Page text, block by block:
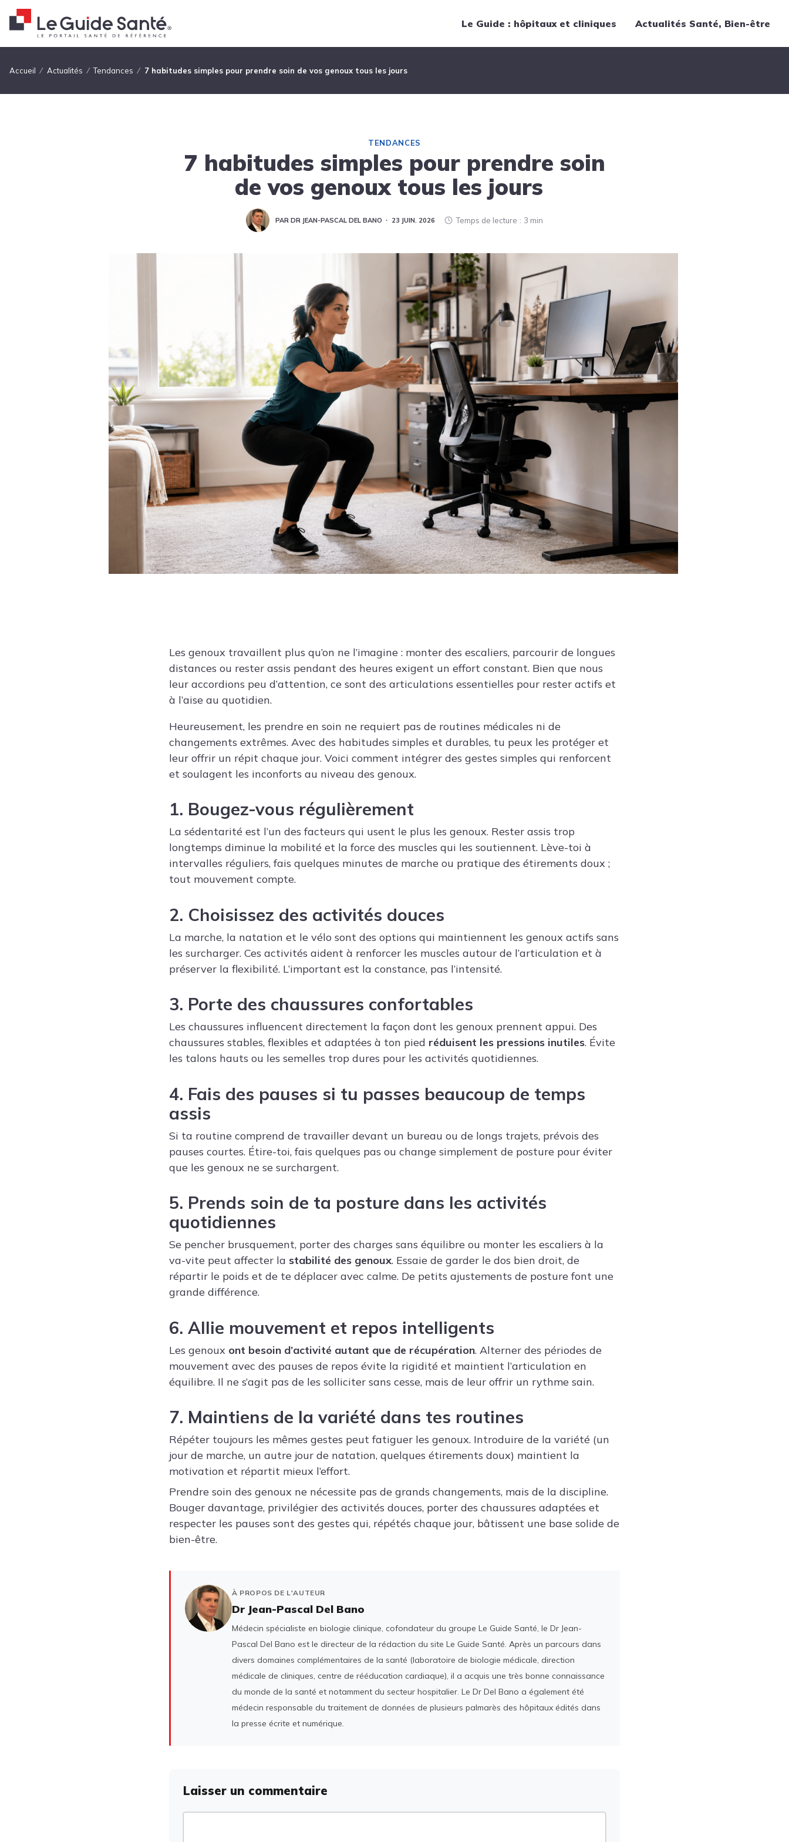
Le Guide : hôpitaux et cliniques Actualités Santé, Bien-être
Fil d'Ariane
Accueil Actualités Tendances 7 habitudes simples pour prendre soin de vos genoux tous les jours
TENDANCES
7 habitudes simples pour prendre soin
de vos genoux tous les jours
PAR DR JEAN-PASCAL DEL BANO 23 JUIN. 2026 Temps de lecture 3 min
Les genoux travaillent plus qu’on ne l’imagine : monter des escaliers, parcourir de longues
distances ou rester assis pendant des heures exigent un effort constant. Bien que nous
leur accordions peu d’attention, ce sont des articulations essentielles pour rester actifs et
à l’aise au quotidien.
Heureusement, les prendre en soin ne requiert pas de routines médicales ni de
changements extrêmes. Avec des habitudes simples et durables, tu peux les protéger et
leur offrir un répit chaque jour. Voici comment intégrer des gestes simples qui renforcent
et soulagent les inconforts au niveau des genoux.
1. Bougez-vous régulièrement
La sédentarité est l’un des facteurs qui usent le plus les genoux. Rester assis trop
longtemps diminue la mobilité et la force des muscles qui les soutiennent. Lève-toi à
intervalles réguliers, fais quelques minutes de marche ou pratique des étirements doux ;
tout mouvement compte.
2. Choisissez des activités douces
La marche, la natation et le vélo sont des options qui maintiennent les genoux actifs sans
les surcharger. Ces activités aident à renforcer les muscles autour de l’articulation et à
préserver la flexibilité. L’important est la constance, pas l’intensité.
3. Porte des chaussures confortables
Les chaussures influencent directement la façon dont les genoux prennent appui. Des
chaussures stables, flexibles et adaptées à ton pied réduisent les pressions inutiles. Évite
les talons hauts ou les semelles trop dures pour les activités quotidiennes.
4. Fais des pauses si tu passes beaucoup de temps
assis
Si ta routine comprend de travailler devant un bureau ou de longs trajets, prévois des
pauses courtes. Étire-toi, fais quelques pas ou change simplement de posture pour éviter
que les genoux ne se surchargent.
5. Prends soin de ta posture dans les activités
quotidiennes
Se pencher brusquement, porter des charges sans équilibre ou monter les escaliers à la
va-vite peut affecter la stabilité des genoux. Essaie de garder le dos bien droit, de
répartir le poids et de te déplacer avec calme. De petits ajustements de posture font une
grande différence.
6. Allie mouvement et repos intelligents
Les genoux ont besoin d’activité autant que de récupération. Alterner des périodes de
mouvement avec des pauses de repos évite la rigidité et maintient l’articulation en
équilibre. Il ne s’agit pas de les solliciter sans cesse, mais de leur offrir un rythme sain.
7. Maintiens de la variété dans tes routines
Répéter toujours les mêmes gestes peut fatiguer les genoux. Introduire de la variété (un
jour de marche, un autre jour de natation, quelques étirements doux) maintient la
motivation et répartit mieux l’effort.
Prendre soin des genoux ne nécessite pas de grands changements, mais de la discipline.
Bouger davantage, privilégier des activités douces, porter des chaussures adaptées et
respecter les pauses sont des gestes qui, répétés chaque jour, bâtissent une base solide de
bien-être.
À PROPOS DE L'AUTEUR
Dr Jean-Pascal Del Bano
Médecin spécialiste en biologie clinique, cofondateur du groupe Le Guide Santé, le Dr Jean-
Pascal Del Bano est le directeur de la rédaction du site Le Guide Santé. Après un parcours dans
divers domaines complémentaires de la santé (laboratoire de biologie médicale, direction
médicale de cliniques, centre de rééducation cardiaque), il a acquis une très bonne connaissance
du monde de la santé et notamment du secteur hospitalier. Le Dr Del Bano a également été
médecin responsable du traitement de données de plusieurs palmarès des hôpitaux édités dans
la presse écrite et numérique.
Laisser un commentaire